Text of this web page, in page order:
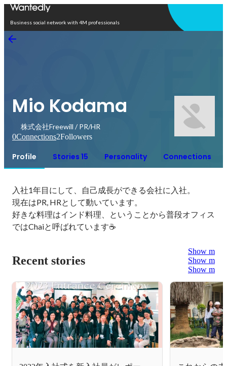
Business social network with 4M professionals
Mio Kodama
株式会社Freewill / PR/HR
0Connections2Followers
Profile Stories 15 Personality Connections
入社1年目にして、自己成長ができる会社に入社。
現在はPR, HRとして動いています。
好きな料理はインド料理、ということから普段オフィス
ではChaiと呼ばれています☕
Recent stories
Show more
Show more
Show more